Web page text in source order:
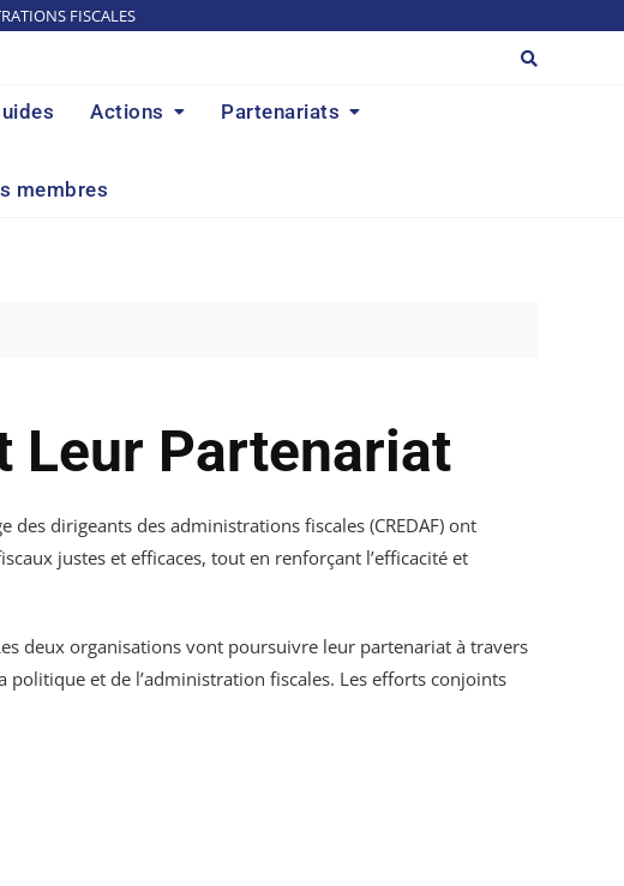
FISCALES
Actions Partenariats
membres
Leur Partenariat
des dirigeants des administrations fiscales (CREDAF) ont
justes et efficaces, tout en renforçant l’efficacité et
deux organisations vont poursuivre leur partenariat à travers
politique et de l’administration fiscales. Les efforts conjoints